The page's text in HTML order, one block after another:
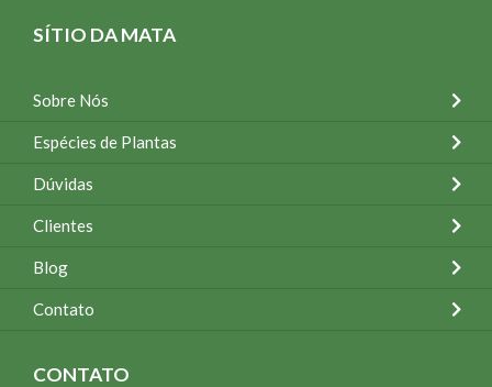
SÍTIO DA MATA
Sobre Nós
Espécies de Plantas
Dúvidas
Clientes
Blog
Contato
CONTATO